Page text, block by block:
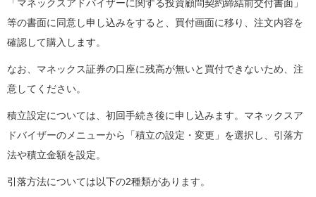
「マネックスアドバイザーに関する投資顧問契約締結前交付書面」
等の書面に同意し申し込みをすると、買付画面に移り、注文内容を
確認して購入します。
なお、マネックス証券の口座に残高が無いと買付できないため、注
意してください。
積立設定については、初回手続き後に申し込みます。マネックスア
ドバイザーのメニューから「積立の設定・変更」を選択し、引落方
法や積立金額を設定。
引落方法については以下の2種類があります。